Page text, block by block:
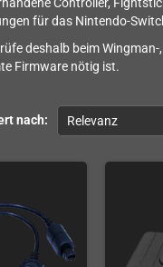
Controller,
für das Nintendo-
deshalb beim
Firmware nötig ist.
nach: Relevanz